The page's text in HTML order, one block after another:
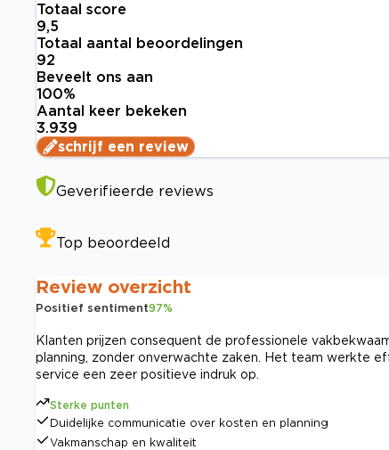
Totaal score
9,5
Totaal aantal beoordelingen
92
Beveelt ons aan
100%
Aantal keer bekeken
3.939
schrijf een review
Geverifieerde reviews
Top beoordeeld
Review overzicht
Positief sentiment97%
Klanten prijzen consequent de professionele
planning, zonder onverwachte zaken. Het team werkte
service een zeer positieve indruk op.
Sterke punten
Duidelijke communicatie over kosten en planning
Vakmanschap en kwaliteit